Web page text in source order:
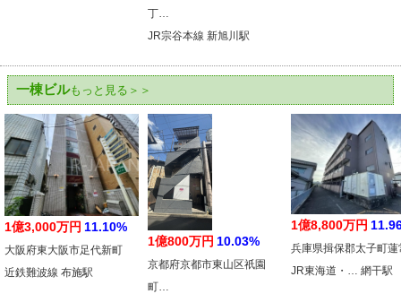
丁…
JR宗谷本線 新旭川駅
一棟ビルもっと見る＞＞
1億3,000万円 11.10%
大阪府東大阪市足代新町
近鉄難波線 布施駅
1億800万円 10.03%
京都府京都市東山区祇園
町…
1億8,800万円
兵庫県揖保郡太子町蓮
JR東海道・… 網干駅